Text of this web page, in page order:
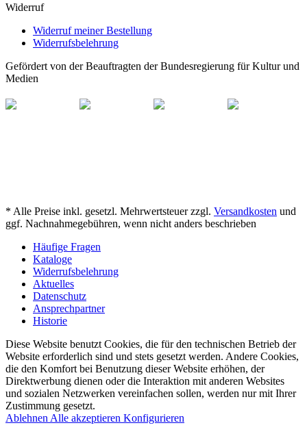
Widerruf
Widerruf meiner Bestellung
Widerrufsbelehrung
Gefördert von der Beauftragten der Bundesregierung für Kultur und
Medien
* Alle Preise inkl. gesetzl. Mehrwertsteuer zzgl. Versandkosten und
ggf. Nachnahmegebühren, wenn nicht anders beschrieben
Häufige Fragen
Kataloge
Widerrufsbelehrung
Aktuelles
Datenschutz
Ansprechpartner
Historie
Diese Website benutzt Cookies, die für den technischen Betrieb der
Website erforderlich sind und stets gesetzt werden. Andere Cookies,
die den Komfort bei Benutzung dieser Website erhöhen, der
Direktwerbung dienen oder die Interaktion mit anderen Websites
und sozialen Netzwerken vereinfachen sollen, werden nur mit Ihrer
Zustimmung gesetzt.
Ablehnen Alle akzeptieren Konfigurieren